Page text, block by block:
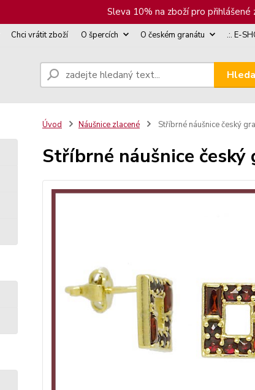
Sleva 10% na zboží pro přihlášené
Chci vrátit zboží O špercích O českém granátu .:. E-
Úvod Náušnice zlacené Stříbrné náušnice český
Stříbrné náušnice český